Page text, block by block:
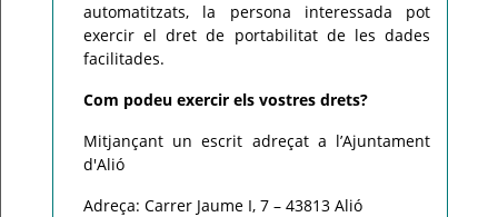
automatitzats, la persona interessada pot
exercir el dret de portabilitat de les dades
facilitades.
Com podeu exercir els vostres drets?
Mitjançant un escrit adreçat a l’Ajuntament
d'Alió
Adreça: Carrer Jaume I, 7 – 43813 Alió